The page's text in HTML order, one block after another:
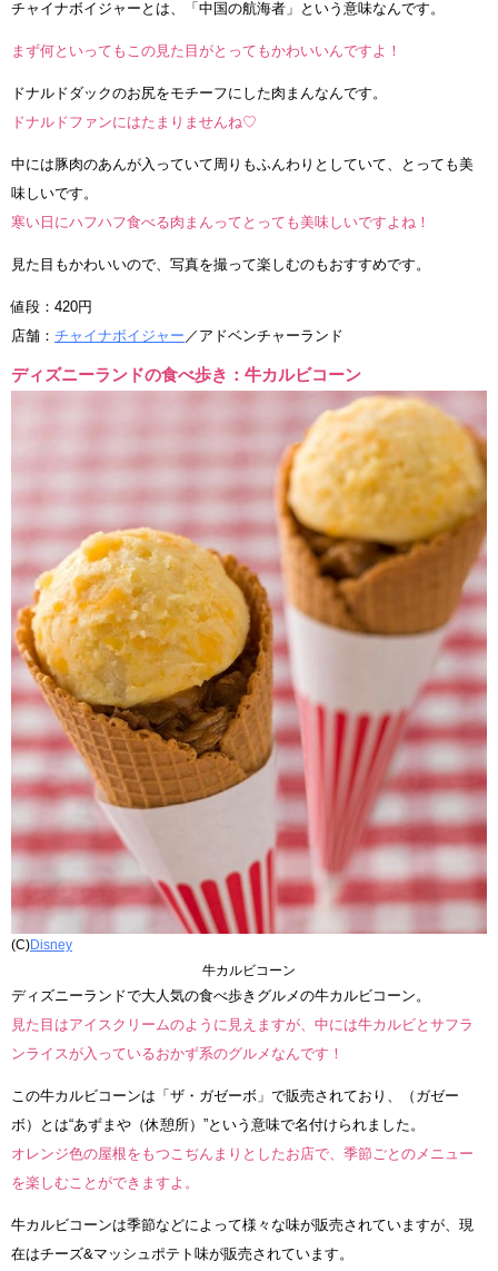
チャイナボイジャーとは、「中国の航海者」という意味なんです。
まず何といってもこの見た目がとってもかわいいんですよ！
ドナルドダックのお尻をモチーフにした肉まんなんです。
ドナルドファンにはたまりませんね♡
中には豚肉のあんが入っていて周りもふんわりとしていて、とっても美
味しいです。
寒い日にハフハフ食べる肉まんってとっても美味しいですよね！
見た目もかわいいので、写真を撮って楽しむのもおすすめです。
値段：420円
店舗： チャイナボイジャー ／アドベンチャーランド
ディズニーランドの食べ歩き：牛カルビコーン
(C)Disney
牛カルビコーン
ディズニーランドで大人気の食べ歩きグルメの牛カルビコーン。
見た目はアイスクリームのように見えますが、中には牛カルビとサフラ
ンライスが入っているおかず系のグルメなんです！
この牛カルビコーンは「ザ・ガゼーボ」で販売されており、（ガゼー
ボ）とは“あずまや（休憩所）”という意味で名付けられました。
オレンジ色の屋根をもつこぢんまりとしたお店で、季節ごとのメニュー
を楽しむことができますよ。
牛カルビコーンは季節などによって様々な味が販売されていますが、現
在はチーズ&マッシュポテト味が販売されています。